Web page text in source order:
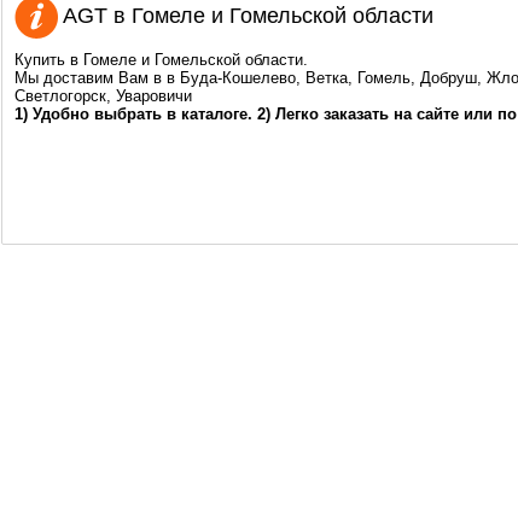
AGT в Гомеле и Гомельской области
Купить в Гомеле и Гомельской области.
Мы доставим Вам в в Буда-Кошелево, Ветка, Гомель, Добруш,
Светлогорск, Уваровичи
1) Удобно выбрать в каталоге. 2) Легко заказать на сайте или